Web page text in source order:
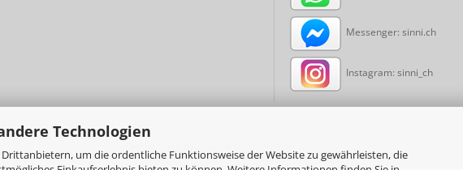
Technologien
um die ordentliche Funktionsweise der Website zu gewährleisten, die
Messenger: sinni.ch
Instagram: sinni_ch